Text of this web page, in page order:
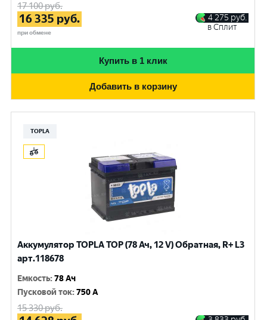
17 100руб.
16 335 руб.
при обмене
4 275 руб.
в Сплит
Купить в 1 клик
Добавить в корзину
TOPLA
Аккумулятор TOPLA TOP (78 Ач, 12 V) Обратная, R+ L3
арт.118678
Емкость:78 Ач
Пусковой ток:750 A
15 330руб.